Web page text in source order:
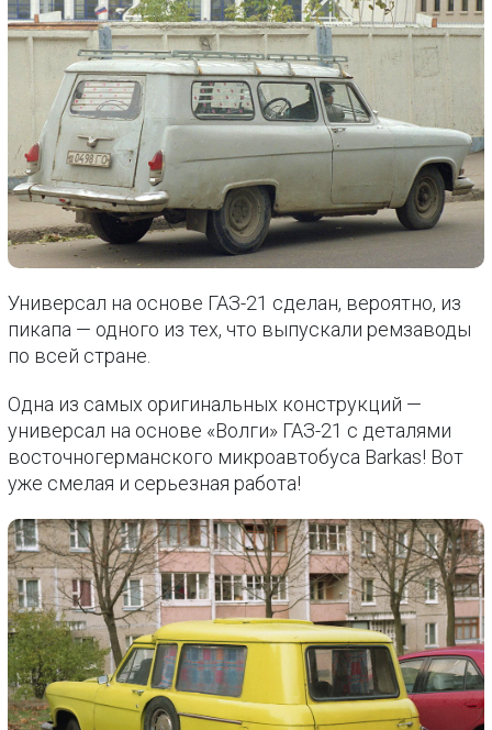
Универсал на основе ГАЗ-21 сделан, вероятно, из
пикапа — одного из тех, что выпускали ремзаводы
по всей стране.
Одна из самых оригинальных конструкций —
универсал на основе «Волги» ГАЗ-21 с деталями
восточногерманского микроавтобуса Barkas! Вот
уже смелая и серьезная работа!